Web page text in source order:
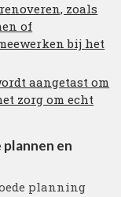
zoals
of
bij het
aangetast om
zorg om echt
en
planning